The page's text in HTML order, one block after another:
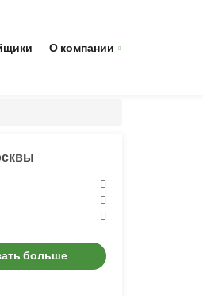
О компании
больше